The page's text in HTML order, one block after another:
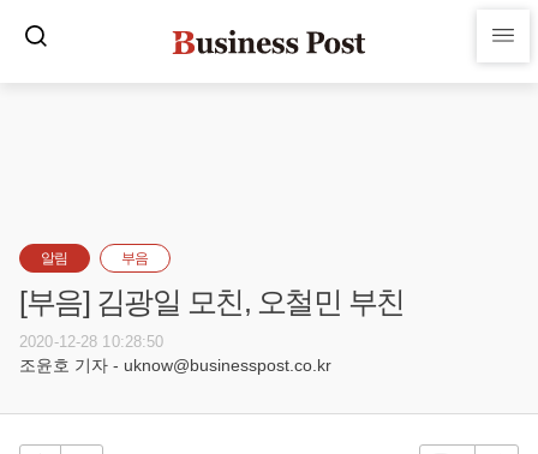
알림 부음
[부음] 김광일 모친, 오철민 부친
2020-12-28 10:28:50
조윤호 기자 - uknow@businesspost.co.kr